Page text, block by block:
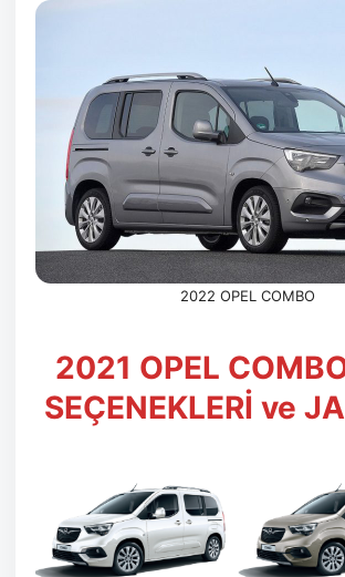
2022 OPEL COMBO
2021 OPEL
SEÇENEKLERİ ve